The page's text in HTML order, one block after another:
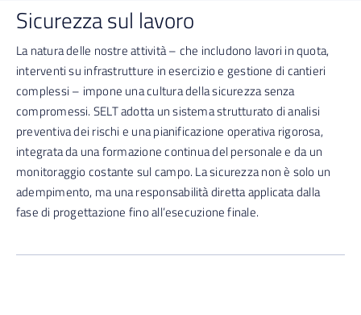
Sicurezza sul lavoro
La natura delle nostre attività – che includono lavori in quota,
interventi su infrastrutture in esercizio e gestione di cantieri
complessi – impone una cultura della sicurezza senza
compromessi. SELT adotta un sistema strutturato di analisi
preventiva dei rischi e una pianificazione operativa rigorosa,
integrata da una formazione continua del personale e da un
monitoraggio costante sul campo. La sicurezza non è solo un
adempimento, ma una responsabilità diretta applicata dalla
fase di progettazione fino all’esecuzione finale.